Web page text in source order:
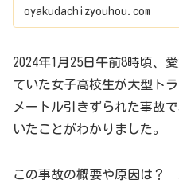
前・画像・
oyakudachizyouhou.com
2024年1月25日午前8時頃、
ていた女子高校生が大型ト
メートル引きずられた事故
いたことがわかりました。
この事故の概要や原因は